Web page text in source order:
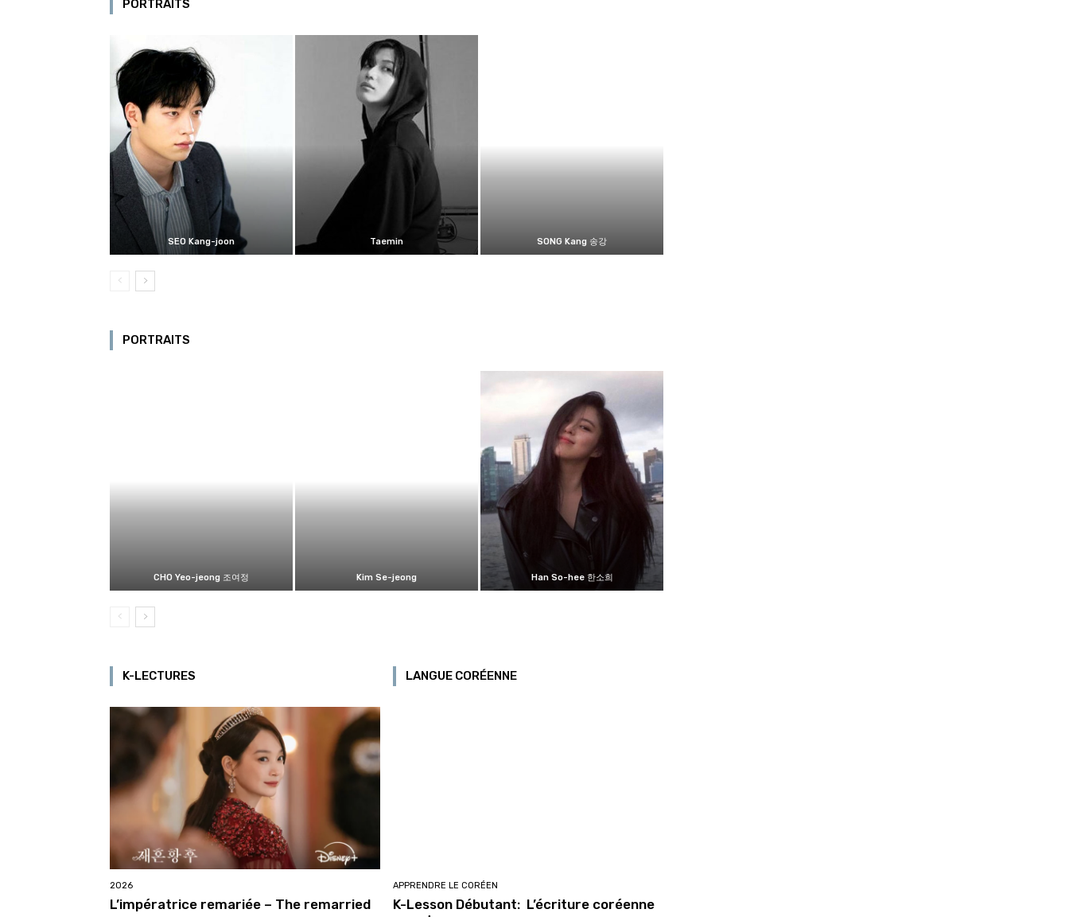
PORTRAITS
SEO Kang-joon Taemin SONG Kang 송강
PORTRAITS
CHO Yeo-jeong 조여정 Kim Se-jeong Han So-hee 한소희
K-LECTURES
2026
L’impératrice remariée – The remarried
LANGUE CORÉENNE
APPRENDRE LE CORÉEN
K-Lesson Débutant: L’écriture coréenne